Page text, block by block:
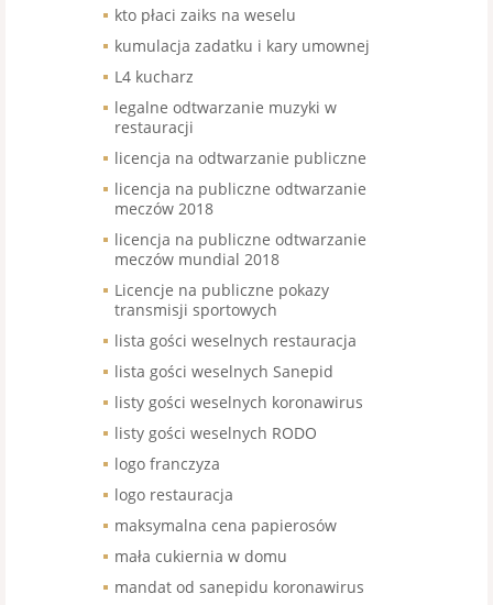
kto płaci zaiks na weselu
kumulacja zadatku i kary umownej
L4 kucharz
legalne odtwarzanie muzyki w
restauracji
licencja na odtwarzanie publiczne
licencja na publiczne odtwarzanie
meczów 2018
licencja na publiczne odtwarzanie
meczów mundial 2018
Licencje na publiczne pokazy
transmisji sportowych
lista gości weselnych restauracja
lista gości weselnych Sanepid
listy gości weselnych koronawirus
listy gości weselnych RODO
logo franczyza
logo restauracja
maksymalna cena papierosów
mała cukiernia w domu
mandat od sanepidu koronawirus